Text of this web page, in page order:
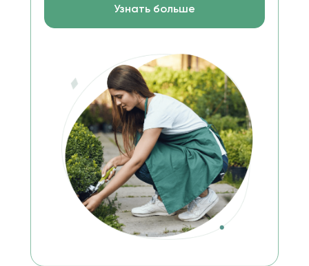
Узнать больше